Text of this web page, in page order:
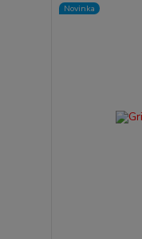
Novinka